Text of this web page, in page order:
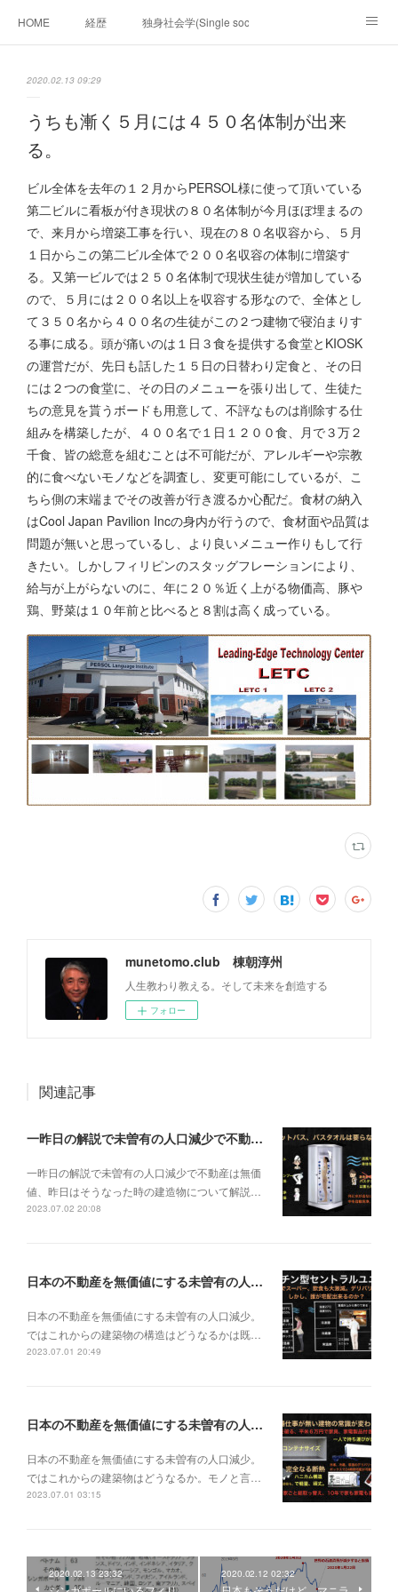
HOME 経歴 独身社会学(Single sociology)と高齢化社会学
移動出来て、工場で作る建物。
「心神の夢想２０２０」 フィリピンマンションは買うべきでは無い理由は全
海外生活の掟
フィリピンの問題点 フィリピンの歴史
フィリピン経済談義 ファッションを考える 漫画
未来２１００研究所他のアイデアマニラ男の手料理 総集編
https://globalclub.amebaownd.com/
2020.02.13 09:29
うちも漸く５月には４５０名体制が出来
る。
ビル全体を去年の１２月からPERSOL様に使って頂いている
第二ビルに看板が付き現状の８０名体制が今月ほぼ埋まるの
で、来月から増築工事を行い、現在の８０名収容から、５月
１日からこの第二ビル全体で２００名収容の体制に増築す
る。又第一ビルでは２５０名体制で現状生徒が増加している
ので、５月には２００名以上を収容する形なので、全体とし
て３５０名から４００名の生徒がこの２つ建物で寝泊まりす
る事に成る。頭が痛いのは１日３食を提供する食堂とKIOSK
の運営だが、先日も話した１５日の日替わり定食と、その日
には２つの食堂に、その日のメニューを張り出して、生徒た
ちの意見を貰うボードも用意して、不評なものは削除する仕
組みを構築したが、４００名で１日１２００食、月で３万２
千食、皆の総意を組むことは不可能だが、アレルギーや宗教
的に食べないモノなどを調査し、変更可能にしているが、こ
ちら側の末端までその改善が行き渡るか心配だ。食材の納入
はCool Japan Pavilion Incの身内が行うので、食材面や品質は
問題が無いと思っているし、より良いメニュー作りもして行
きたい。しかしフィリピンのスタッグフレーションにより、
給与が上がらないのに、年に２０％近く上がる物価高、豚や
鶏、野菜は１０年前と比べると８割は高く成っている。
munetomo.club 棟朝淳州
人生教わり教える。そして未来を創造する
フォロー
関連記事
一昨日の解説で未曽有の人口減少で不動産は無価値、昨日はそうなった時の建造物について解説、今日からはその設備について解説をして行く。
一昨日の解説で未曽有の人口減少で不動産は無価
値、昨日はそうなった時の建造物について解説…
2023.07.02 20:08
日本の不動産を無価値にする未曽有の人口減少。ではこれからの建築物の構造はどうなるかは既に解説した。今はその内部の内容。その1
日本の不動産を無価値にする未曽有の人口減少。
ではこれからの建築物の構造はどうなるかは既…
2023.07.01 20:49
日本の不動産を無価値にする未曽有の人口減少。ではこれからの建築物はどうなるか。
日本の不動産を無価値にする未曽有の人口減少。
ではこれからの建築物はどうなるか。モノと言…
2023.07.01 03:15
2020.02.13 23:32 2020.02.12 02:32